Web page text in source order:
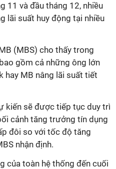
11 và đầu tháng 12, nhiều
lãi suất huy động tại nhiều
(MBS) cho thấy trong
gồm cả những ông lớn
hay MB nâng lãi suất tiết
kiến sẽ được tiếp tục duy trì
cảnh tăng trưởng tín dụng
đôi so với tốc độ tăng
nhận định.
của toàn hệ thống đến cuối